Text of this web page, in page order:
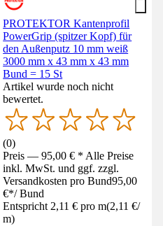
PROTEKTOR Kantenprofil
PowerGrip (spitzer Kopf) für
den Außenputz 10 mm weiß
3000 mm x 43 mm x 43 mm
Bund = 15 St
Artikel wurde noch nicht
bewertet.
(0)
Preis — 95,00 € * Alle Preise
inkl. MwSt. und ggf. zzgl.
Versandkosten pro Bund95,00
€*/ Bund
Entspricht 2,11 € pro m(2,11 €/
m)